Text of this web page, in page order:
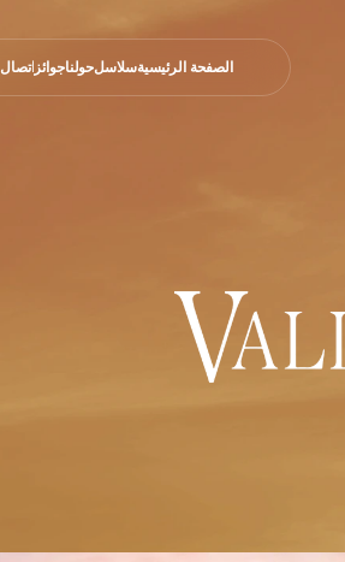
الصفحة الرئيسيةسلاسلحولناجوائز اتصال